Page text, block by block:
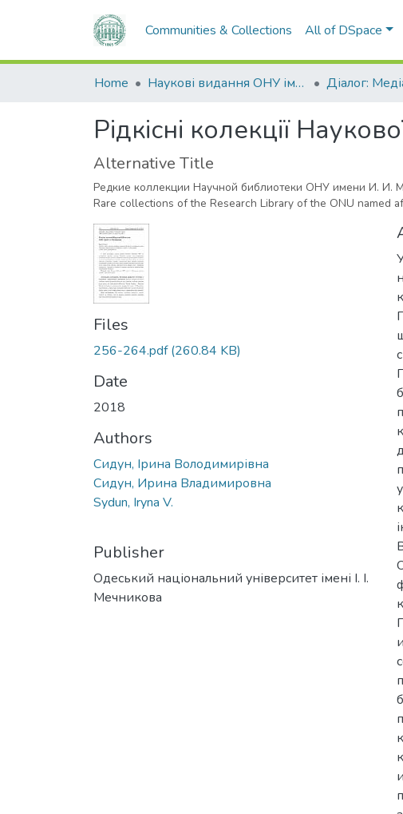
Communities & Collections All of DSpace
Home Наукові видання ОНУ імені І. І. Мечникова Діалог:
Рідкісні колекції
Alternative Title
Редкие коллекции Научной библиотеки ОНУ имени И. И.
Rare collections of the Research Library of the ONU named
Files
256-264.pdf(260.84 KB)
Date
2018
Authors
Сидун, Ірина Володимирівна
Сидун, Ирина Владимировна
Sydun, Iryna V.
Publisher
Одеський національний університет імені І. І.
Мечникова